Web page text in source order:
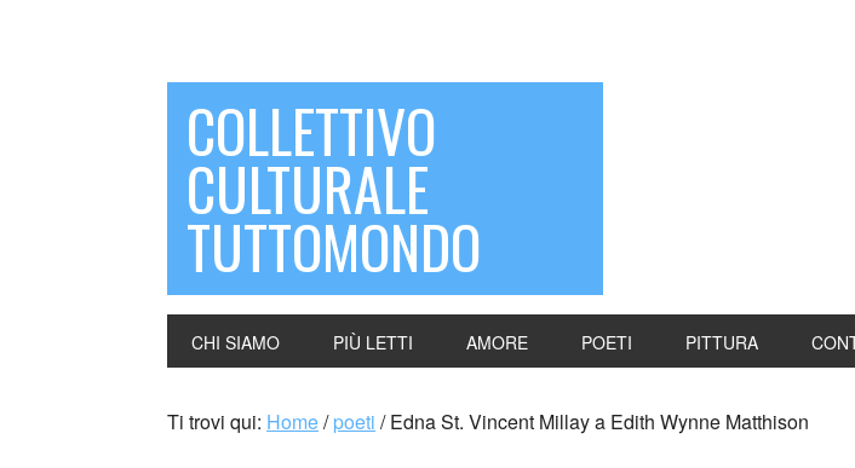
COLLETTIVO
CULTURALE
TUTTOMONDO
CHI SIAMO PIÙ LETTI AMORE POETI PITTURA
Ti trovi qui: Home/ poeti /Edna St. Vincent Millay a Edith Wynne Matthison